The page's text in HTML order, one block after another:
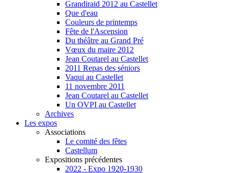
Grandiraid 2012 au Castellet
Que d'eau
Couleurs de printemps
Fête de l'Ascension
Du théâtre au Grand Pré
Vœux du maire 2012
Jean Coutarel au Castellet
2011 Repas des séniors
Vaqui au Castellet
11 novembre 2011
Jean Coutarel au Castellet
Un OVPI au Castellet
Archives
Les expos
Associations
Le comité des fêtes
Castellum
Expositions précédentes
2022 - Expo 1920-1930